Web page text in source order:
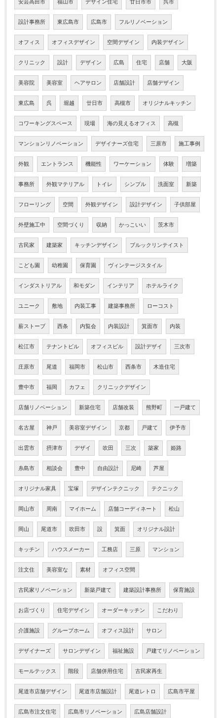
安芸高田市 福山市 デザイン住宅 廿日市市 呉市
設計事務所 東広島市 広島市 フルリノベーション
オフィス オフィスデザイン 空間デザイン 内装デザイン
クリニック 設計 デザイン 広島 住宅 店舗 大阪
美容院 美容室 ヘアサロン 店舗設計 店舗デザイン
東広島 呉 堀越 廿日市 高槻市 オリジナルキッチン
コワーキングスペース 現場 海の見えるオフィス 高槻
マンションリノベーション デザイナーズ住宅 三原市 施工事例
外観 エントランス 機能性 ワーケーション 体験 増築
事務所 外観マテリアル トイレ シンプル 洗面室 新築
フローリング 空間 外観デザイン 設計デザイン 子供部屋
外壁施工中 空間づくり 収納 かっこいい 茨木市
古民家 建築家 キッチンデザイン ブルックリンテイスト
こども園 幼稚園 保育園 ヴィンテージスタイル
インダストリアル 和モダン インテリア ホテルライク
ユニーク 敷地 内装工事 建築事務所 ローコスト
薪ストーブ 西条 内覧会 内装設計 箕面市 内装
松江市 テナントビル オフィスビル 設計デザイ 三次市
庄原市 尾道 福岡市 松山市 西条市 木造住宅
豊中市 福岡 カフェ クリニックデザイン
店舗リノベーション 新築住宅 店舗改装 熊野町 一戸建て
名古屋 神戸 美容室デザイン 京都 戸建て 伊予市
出雲市 摂津市 デザイ 吹田 三次 築家 姫路
糸島市 相談会 豊中 自由設計 尼崎 芦屋
オリジナル家具 宝塚 デザインテクニック テクニック
岡山市 周南 マイホーム 店舗コーディネート 松山
岡山 尾道市 吹田市 設 箕面 オリジナル設計
キッチン ハウスメーカー 工務店 三原 マンション
注文住 美容室な 素材 オフィス空間
古民家リノベーション 新築戸建て 建築設計事務所 保育施設
お店づくり 住宅デザイン オーダーキッチン こだわり
介護施設 グループホーム オフィス設計 サロン
デザイナーズ サロンデザイン 福祉施設 戸建てリノベーション
モールテックス 階段 店舗併用住宅 古民家再生
尾道市店舗デザイン 尾道市店舗設計 尾道レトロ 広島市平屋
広島市注文住宅 広島市リノベーション 広島店舗設計